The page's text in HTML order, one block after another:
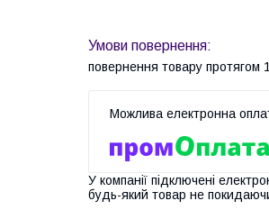
повернення товару протягом
У компанії підключені
будь-який товар не